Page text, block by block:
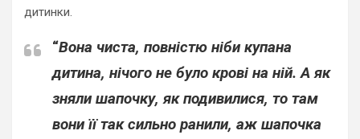
дитинки.
“Вона чиста, повністю ніби купана
дитина, нічого не було крові на ній. А як
зняли шапочку, як подивилися, то там
вони її так сильно ранили, аж шапочка